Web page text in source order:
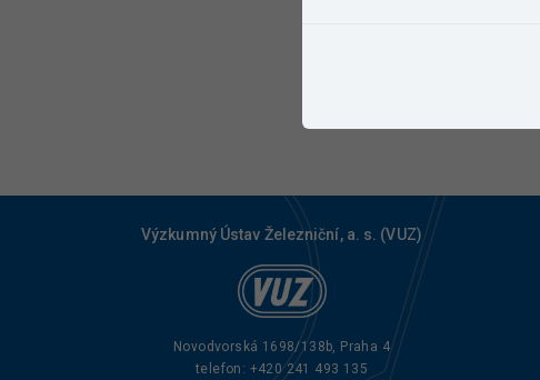
Výzkumný Ústav Železniční, a. s. (VUZ)
Novodvorská 1698/138b, Praha 4
telefon: +420 241 493 135